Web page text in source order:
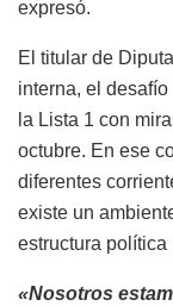
expresó.
El titular de
interna, el
la Lista 1 con
octubre. En ese
diferentes
existe un
estructura política
«Nosotros